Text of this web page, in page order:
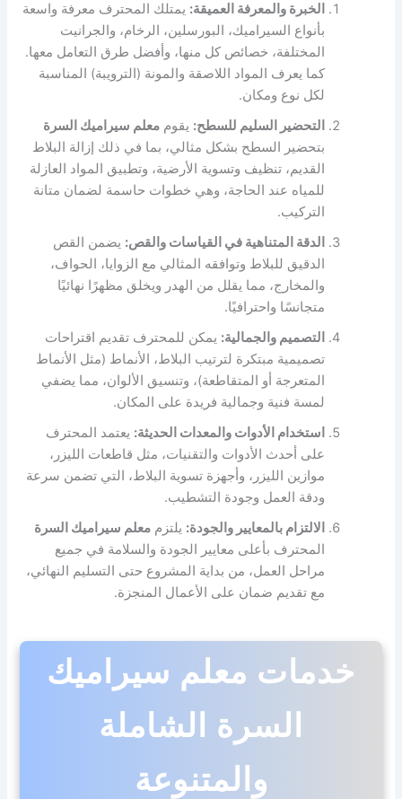
الخبرة والمعرفة العميقة: يمتلك المحترف معرفة واسعة
بأنواع السيراميك، البورسلين، الرخام، والجرانيت
المختلفة، خصائص كل منها، وأفضل طرق التعامل معها.
كما يعرف المواد اللاصقة والمونة (الترويبة) المناسبة
لكل نوع ومكان.
التحضير السليم للسطح: يقوممعلم سيراميك السرة
بتحضير السطح بشكل مثالي، بما في ذلك إزالة البلاط
القديم، تنظيف وتسوية الأرضية، وتطبيق المواد العازلة
للمياه عند الحاجة، وهي خطوات حاسمة لضمان متانة
التركيب.
الدقة المتناهية في القياسات والقص: يضمن القص
الدقيق للبلاط وتوافقه المثالي مع الزوايا، الحواف،
والمخارج، مما يقلل من الهدر ويخلق مظهرًا نهائيًا
متجانسًا واحترافيًا.
التصميم والجمالية: يمكن للمحترف تقديم اقتراحات
تصميمية مبتكرة لترتيب البلاط، الأنماط (مثل الأنماط
المتعرجة أو المتقاطعة)، وتنسيق الألوان، مما يضفي
لمسة فنية وجمالية فريدة على المكان.
استخدام الأدوات والمعدات الحديثة: يعتمد المحترف
على أحدث الأدوات والتقنيات، مثل قاطعات الليزر،
موازين الليزر، وأجهزة تسوية البلاط، التي تضمن سرعة
ودقة العمل وجودة التشطيب.
الالتزام بالمعايير والجودة: يلتزممعلم سيراميك السرة
المحترف بأعلى معايير الجودة والسلامة في جميع
مراحل العمل، من بداية المشروع حتى التسليم النهائي،
مع تقديم ضمان على الأعمال المنجزة.
خدمات معلم سيراميك
السرة الشاملة
والمتنوعة